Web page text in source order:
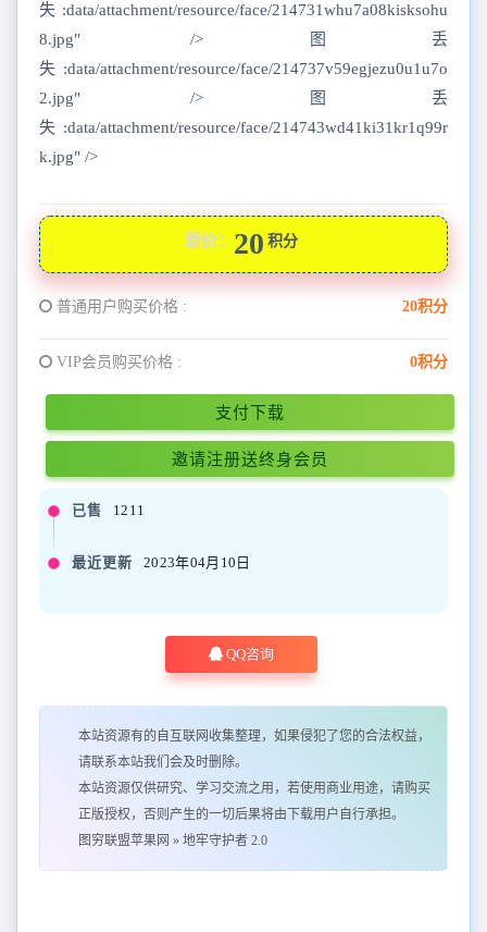
失:data/attachment/resource/face/214731whu7a08kisksohu
8.jpg" />图丢
失:data/attachment/resource/face/214737v59egjezu0u1u7o
2.jpg" />图丢
失:data/attachment/resource/face/214743wd41ki31kr1q99r
k.jpg" />
原价： 20 积分
普通用户购买价格 : 20积分
VIP会员购买价格 : 0积分
支付下载
邀请注册送终身会员
已售 1211
最近更新 2023年04月10日
QQ咨询
本站资源有的自互联网收集整理，如果侵犯了您的合法权益，
请联系本站我们会及时删除。
本站资源仅供研究、学习交流之用，若使用商业用途，请购买
正版授权，否则产生的一切后果将由下载用户自行承担。
图穷联盟苹果网 » 地牢守护者 2.0